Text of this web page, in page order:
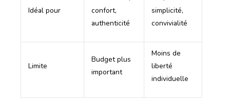
Idéal pour
confort,
authenticité
simplicité,
convivialité
Limite
Budget plus
important
Moins de
liberté
individuelle